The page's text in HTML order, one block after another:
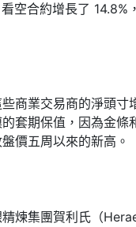
空合約增長了 14.8%
商業交易商的淨頭寸
套期保值，因為金
價五周以來的新高。
煉集團賀利氏（